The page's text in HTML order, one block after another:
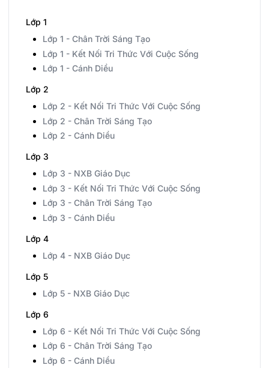
Lớp 1
Lớp 1 - Chân Trời Sáng Tạo
Lớp 1 - Kết Nối Tri Thức Với Cuộc Sống
Lớp 1 - Cánh Diều
Lớp 2
Lớp 2 - Kết Nối Tri Thức Với Cuộc Sống
Lớp 2 - Chân Trời Sáng Tạo
Lớp 2 - Cánh Diều
Lớp 3
Lớp 3 - NXB Giáo Dục
Lớp 3 - Kết Nối Tri Thức Với Cuộc Sống
Lớp 3 - Chân Trời Sáng Tạo
Lớp 3 - Cánh Diều
Lớp 4
Lớp 4 - NXB Giáo Dục
Lớp 5
Lớp 5 - NXB Giáo Dục
Lớp 6
Lớp 6 - Kết Nối Tri Thức Với Cuộc Sống
Lớp 6 - Chân Trời Sáng Tạo
Lớp 6 - Cánh Diều